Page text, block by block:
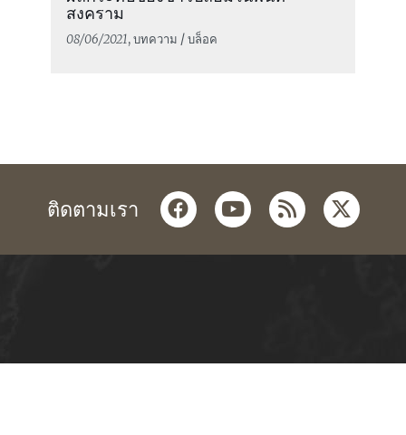
สงคราม
08/06/2021, บทความ / บล็อค
ติดตามเรา facebookyoutube
rss twitter